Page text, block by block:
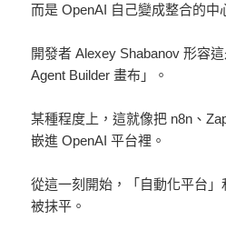
而是 OpenAI 自己變成整合的中
開發者 Alexey Shabanov 形容
Agent Builder 畫布」。
某種程度上，這就像把 n8n、
嵌進 OpenAI 平台裡。
從這一刻開始，「自動化平台
被抹平。